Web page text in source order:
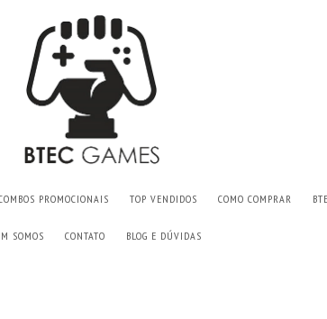
PROMOCIONAIS TOP VENDIDOS COMO COMPRAR
SOMOS CONTATO BLOG E DÚVIDAS